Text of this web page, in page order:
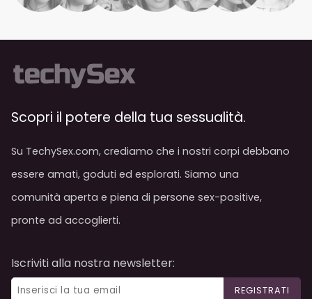
Scopri il potere della tua sessualità.
Su TechySex.com, crediamo che i nostri corpi debbano
essere amati, goduti ed esplorati. Siamo una
comunità aperta e piena di persone sex-positive,
pronte ad accoglierti.
Iscriviti alla nostra newsletter:
REGISTRATI